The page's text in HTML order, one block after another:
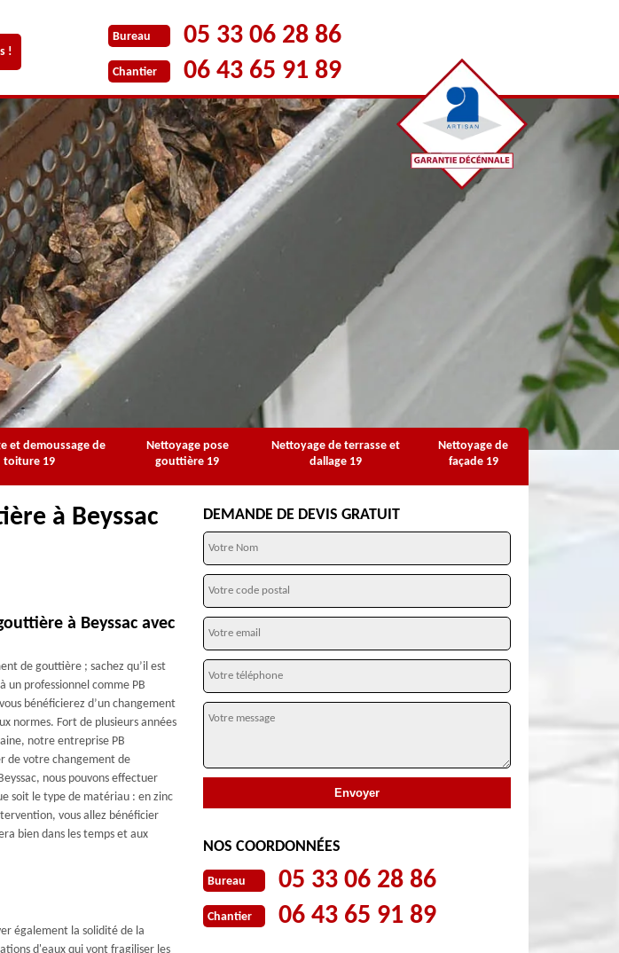
!
Bureau 05 33 06 28 86
Chantier 06 43 65 91 89
et demoussage de
toiture 19
Nettoyage pose
gouttière 19
Nettoyage de terrasse et
dallage 19
Nettoyage de
façade 19
à Beyssac
à Beyssac avec
de gouttière ; sachez qu’il est
un professionnel comme PB
bénéficierez d’un changement
normes. Fort de plusieurs années
notre entreprise PB
de votre changement de
nous pouvons effectuer
soit le type de matériau : en zinc
vous allez bénéficier
bien dans les temps et aux
également la solidité de la
d'eaux qui vont fragiliser les
DEMANDE DE DEVIS GRATUIT
NOS COORDONNÉES
Bureau 05 33 06 28 86
Chantier 06 43 65 91 89